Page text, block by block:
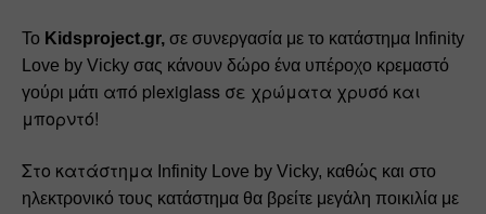
Το Kidsproject.gr, σε συνεργασία με τo κατάστημα Infinity
Love by Vicky σας κάνουν δώρο ένα υπέροχο κρεμαστό
γούρι μάτι από plexiglass σε χρώματα χρυσό και
μπορντό!
Στο κατάστημα Infinity Love by Vicky, καθώς και στο
ηλεκτρονικό τους κατάστημα θα βρείτε μεγάλη ποικιλία με